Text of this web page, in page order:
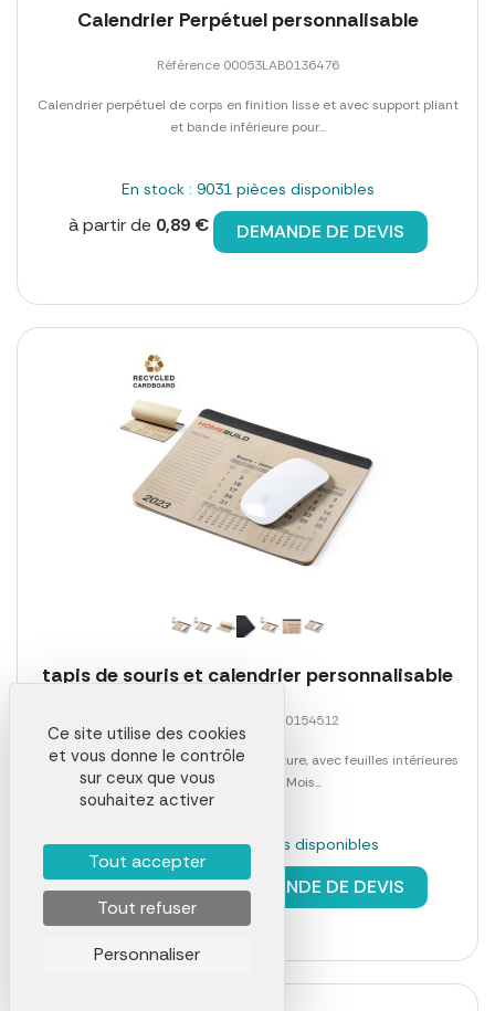
Calendrier Perpétuel personnalisable
Référence 00053LAB0136476
Calendrier perpétuel de corps en finition lisse et avec support pliant
et bande inférieure pour...
En stock : 9031 pièces disponibles
à partir de 0,89 € DEMANDE DE DEVIS
tapis de souris et calendrier personnalisable
Référence 00053LAB0154512
Tapis de souris calendrier de la ligne nature, avec feuilles intérieures
en papier recyclé. Mois...
En stock : 13321 pièces disponibles
à partir de0,60 € DEMANDE DE DEVIS
Ce site utilise des cookies
et vous donne le contrôle
sur ceux que vous
souhaitez activer
Tout accepter
Tout refuser
Personnaliser